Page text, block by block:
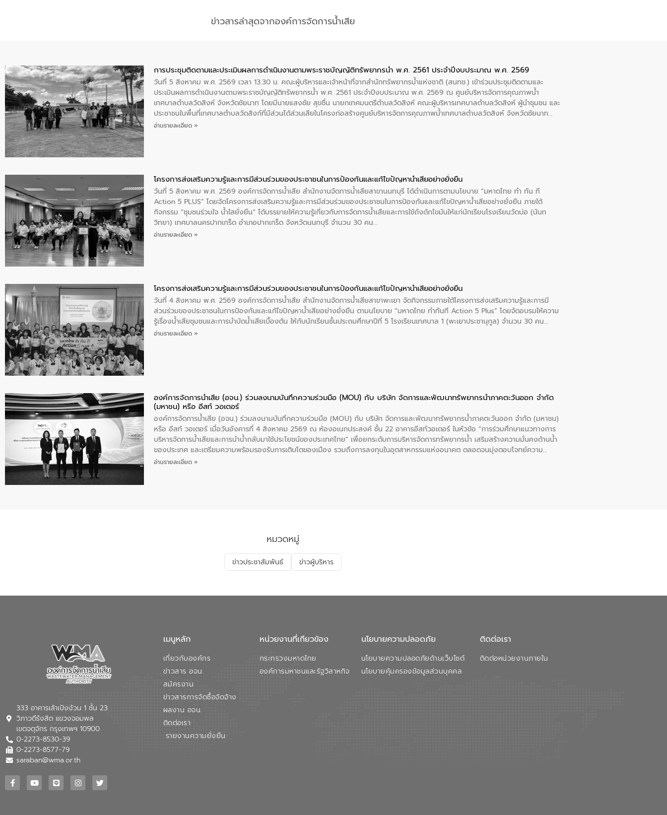
ข่าวสารล่าสุดจากองค์การจัดการน้ำเสีย
การประชุมติดตามและประเมินผลการดำเนินงานตามพระราชบัญญัติทรัพยากรน้ำ พ.ศ. 2561 ประจำปีงบประมาณ พ.ศ. 2569
วันที่ 5 สิงหาคม พ.ศ. 2569 เวลา 13.30 น. คณะผู้บริหารและเจ้าหน้าที่จากสำนักทรัพยากรน้ำแห่งชาติ (สนทช.) เข้าร่วมประชุมติดตามและ
ประเมินผลการดำเนินงานตามพระราชบัญญัติทรัพยากรน้ำ พ.ศ. 2561 ประจำปีงบประมาณ พ.ศ. 2569 ณ ศูนย์บริหารจัดการคุณภาพน้ำ
เทศบาลตำบลวัดสิงห์ จังหวัดชัยนาท โดยมีนายแสงชัย สุขชื่น นายกเทศมนตรีตำบลวัดสิงห์ คณะผู้บริหารเทศบาลตำบลวัดสิงห์ ผู้นำชุมชน และ
ประชาชนในพื้นที่เทศบาลตำบลวัดสิงก์ที่มีส่วนได้ส่วนเสียในโครงก่อสร้างศูนย์บริหารจัดการคุณภาพน้ำเทศบาลตำบลวัดสิงห์ จังหวัดชัยนาท
ให้การต้อนรับ
อ่านรายละเอียด »
โครงการส่งเสริมความรู้และการมีส่วนร่วมของประชาชนในการป้องกันและแก้ไขปัญหาน้ำเสียอย่างยั่งยืน
วันที่ 5 สิงหาคม พ.ศ. 2569 องค์การจัดการน้ำเสีย สำนักงานจัดการน้ำเสียสาขานนทบุรี ได้ดำเนินการตามนโยบาย “มหาดไทย ทำ ทัน ที
Action 5 PLUS” โดยจัดโครงการส่งเสริมความรู้และการมีส่วนร่วมของประชาชนในการป้องกันและแก้ไขปัญหาน้ำเสียอย่างยั่งยืน ภายใต้
กิจกรรม “ชุมชนร่วมใจ น้ำใสยั่งยืน” ได้บรรยายให้ความรู้เกี่ยวกับการจัดการน้ำเสียและการใช้ถังดักไขมันให้แก่นักเรียนโรงเรียนวัดบ่อ (นันท
วิทยา) เทศบาลนครปากเกร็ด อำเภอปากเกร็ด จังหวัดนนทบุรี จำนวน 30 คน
อ่านรายละเอียด »
โครงการส่งเสริมความรู้และการมีส่วนร่วมของประชาชนในการป้องกันและแก้ไขปัญหาน้ำเสียอย่างยั่งยืน
วันที่ 4 สิงหาคม พ.ศ. 2569 องค์การจัดการน้ำเสีย สำนักงานจัดการน้ำเสียสาขาพะเยา จัดกิจกรรมภายใต้โครงการส่งเสริมความรู้และการมี
ส่วนร่วมของประชาชนในการป้องกันและแก้ไขปัญหาน้ำเสียอย่างยั่งยืน ตามนโยบาย “มหาดไทย ทำทันที Action 5 Plus” โดยจัดอบรมให้ความ
รู้เรื่องน้ำเสียชุมชนและการบำบัดน้ำเสียเบื้องต้น ให้กับนักเรียนชั้นประถมศึกษาปีที่ 5 โรงเรียนเทศบาล 1 (พะเยาประชานุกูล) จำนวน 30 คน
อ่านรายละเอียด »
องค์การจัดการน้ำเสีย (อจน.) ร่วมลงนามบันทึกความร่วมมือ (MOU) กับ บริษัท จัดการและพัฒนาทรัพยากรน้ำภาคตะวันออก จำกัด
(มหาชน) หรือ อีสท์ วอเตอร์
องค์การจัดการน้ำเสีย (อจน.) ร่วมลงนามบันทึกความร่วมมือ (MOU) กับ บริษัท จัดการและพัฒนาทรัพยากรน้ำภาคตะวันออก จำกัด (มหาชน)
หรือ อีสท์ วอเตอร์ เมื่อวันอังคารที่ 4 สิงหาคม 2569 ณ ห้องอเนกประสงค์ ชั้น 22 อาคารอีสท์วอเตอร์ ในหัวข้อ “การร่วมศึกษาแนวทางการ
บริหารจัดการน้ำเสียและการนำน้ำกลับมาใช้ประโยชน์ของประเทศไทย” เพื่อยกระดับการบริหารจัดการทรัพยากรน้ำ เสริมสร้างความมั่นคงด้านน้ำ
ของประเทศ และเตรียมความพร้อมรองรับการเติบโตของเมือง รวมถึงการลงทุนในอุตสาหกรรมแห่งอนาคต ตลอดจนมุ่งตอบโจทย์ความ
ท้าทายจากวิกฤตการเปลี่ยนแปลงสภาพภูมิอากาศและความเสี่ยงภัยแล้งในระยะยาว การประสานความร่วมมือในครั้งนี้เป็นการดึงจุดแข็งและ
ตลอดระบบ โดยการนำน้ำบำบัดกลับมาใช้ใหม่จะช่วยลดการพึ่งพาน้ำธรรมชาติและสร้างสมดุลทางเศรษฐกิจและสิ่งแวดล้อมได้อย่างเป็นรูปธรรม
ความร่วมมือระหว่างภาครัฐและภาคเอกชนในครั้งนี้ นับเป็นก้าวสำคัญของ องค์การจัดการน้ำเสีย (อจน.) ในการร่วมวางรากฐานโครงสร้างพื้น
ฐานด้านน้ำของประเทศ เพื่อยกระดับประสิทธิภาพการใช้ทรัพยากรน้ำให้เกิดประโยชน์สูงสุดและเป็นไปตามมาตรฐานสากล
อ่านรายละเอียด »
หมวดหมู่
ข่าวประชาสัมพันธ์ ข่าวผู้บริหาร
333 อาคารเล้าเป้งง้วน 1 ชั้น 23
วิภาวดีรังสิต แขวงจอมพล
เขตจตุจักร กรุงเทพฯ 10900
0-2273-8530-39
0-2273-8577-79
saraban@wma.or.th
เมนูหลัก
เกี่ยวกับองค์กร
ข่าวสาร อจน.
สมัครงาน
ข่าวสารการจัดซื้อจัดจ้าง
ผลงาน อจน.
ติดต่อเรา
รายงานความยั่งยืน
หน่วยงานที่เกียวข้อง
กระทรวงมหาดไทย
องค์การมหาชนและรัฐวิสาหกิจ
นโยบายความปลอดภัย
นโยบายความปลอดภัยด้านเว็บไซต์
นโยบายคุ้มครองข้อมูลส่วนบุคคล
ติดต่อเรา
ติดต่อหน่วยงานภายใน